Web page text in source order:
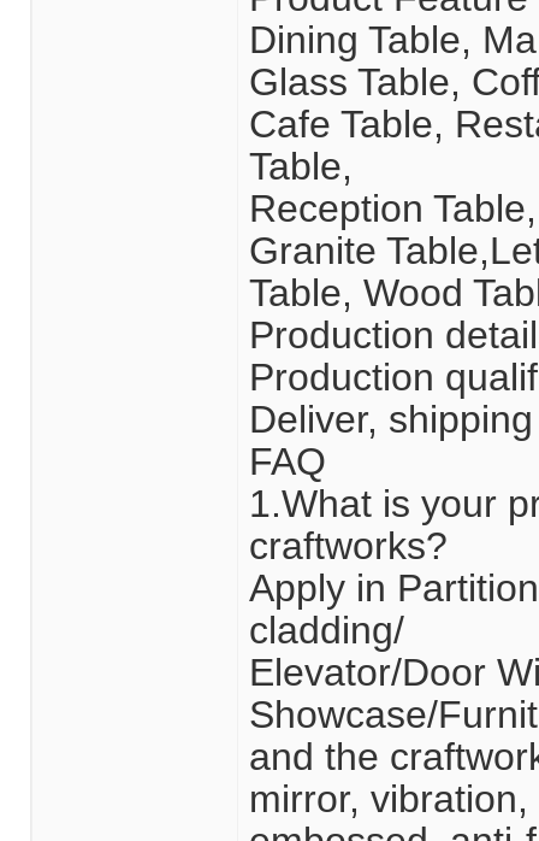
Dining Table,
Glass Table,
Cafe Table,
Table,
Reception
Granite
Table, Wood
Production
Production
Deliver,
FAQ
1.What is your
craftworks?
Apply in
cladding/
Elevator/Door
Showcase/
and the
mirror,